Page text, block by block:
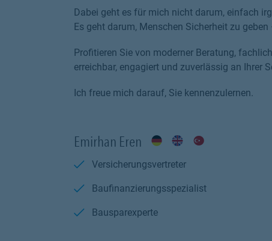
Dabei geht es für mich nicht darum, einfach
Es geht darum, Menschen Sicherheit zu
Profitieren Sie von moderner Beratung,
erreichbar, engagiert und zuverlässig an Ihrer
Ich freue mich darauf, Sie kennenzulernen.
Emirhan Eren
Versicherungsvertreter
Baufinanzierungsspezialist
Bausparexperte